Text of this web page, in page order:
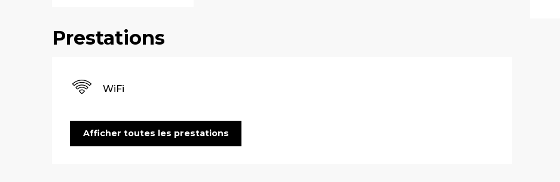
Prestations
WiFi
Afficher toutes les prestations